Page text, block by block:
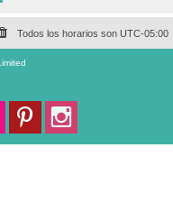
Todos los horarios son UTC-05:00